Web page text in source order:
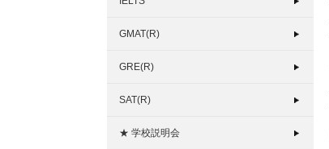
GMAT(R)
GRE(R)
SAT(R)
★ 学校説明会